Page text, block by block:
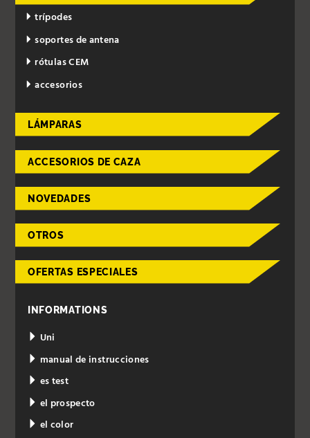
trípodes
soportes de antena
rótulas CEM
accesorios
LÁMPARAS
ACCESORIOS DE CAZA
NOVEDADES
OTROS
OFERTAS ESPECIALES
INFORMATIONS
Uni
manual de instrucciones
es test
el prospecto
el color